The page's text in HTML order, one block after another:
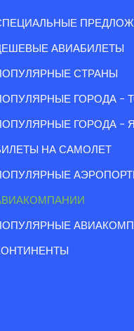
АВИАБИЛЕТЫ
СТРАНЫ
ГОРОДА -
ГОРОДА -
НА САМОЛЕТ